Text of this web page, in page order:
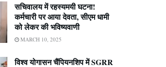
सचिवालय में रहस्यमयी घटना!
कर्मचारी पर आया देवता, सीएम धामी
को लेकर की भविष्यवाणी
MARCH 10, 2025
विश्व योगासन चैंपियनशिप में SGRR